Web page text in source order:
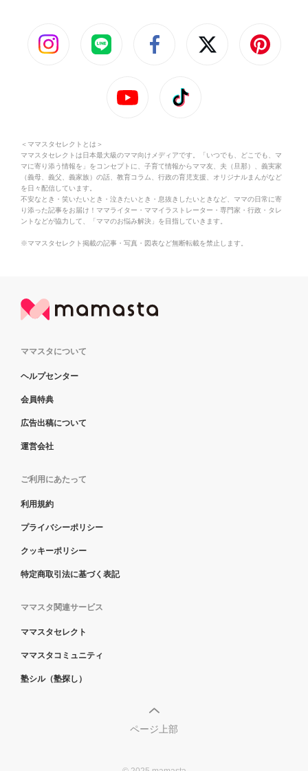
＜ママスタセレクトとは＞
ママスタセレクトは日本最大級のママ向けメディアです。「いつでも、どこでも、マ
マに寄り添う情報を」をコンセプトに、子育て情報からママ友、夫（旦那）、義実家
（義母、義父、義家族）の話、教育コラム、行政の育児支援、オリジナルまんがなど
を日々配信しています。
不安なとき・笑いたいとき・泣きたいとき・息抜きしたいときなど、ママの日常に寄
り添った記事をお届け！ママライター・ママイラストレーター・専門家・行政・タレ
ントなどが協力して、「ママのお悩み解決」を目指していきます。
※ママスタセレクト掲載の記事・写真・図表など無断転載を禁止します。
ママスタについて
ヘルプセンター
会員特典
広告出稿について
運営会社
ご利用にあたって
利用規約
プライバシーポリシー
クッキーポリシー
特定商取引法に基づく表記
ママスタ関連サービス
ママスタセレクト
ママスタコミュニティ
塾シル（塾探し）
ページ上部